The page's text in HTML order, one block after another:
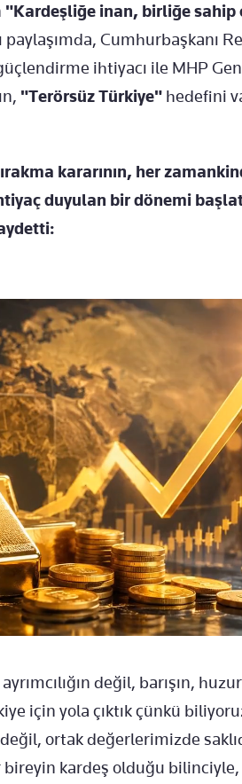
"Kardeşliğe inan, birliğe sahip
paylaşımda, Cumhurbaşkanı
ihtiyacı ile MHP
"Terörsüz Türkiye" hedefini
kararının, her
duyulan bir dönemi
değil, barışın,
için yola çıktık çünkü
ortak değerlerimizde
kardeş olduğu